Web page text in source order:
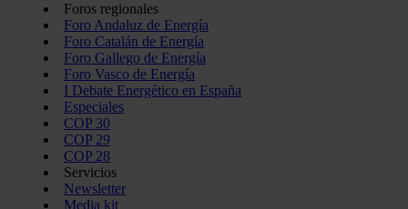
Foros regionales
Foro Andaluz de Energía
Foro Catalán de Energía
Foro Gallego de Energía
Foro Vasco de Energía
I Debate Energético en España
Especiales
COP 30
COP 29
COP 28
Servicios
Newsletter
Media kit